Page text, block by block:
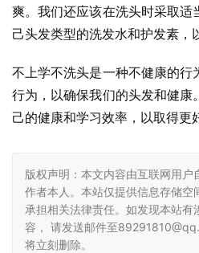
爽。我们还应该在洗头时采取适
己头发类型的洗发水和护发素，
不上学不洗头是一种不健康的行
行为，以确保我们的头发和健康
己的健康和学习效率，以取得更
版权声明：本文内容由互联网用户
作者本人。本站仅提供信息存储空
承担相关法律责任。如发现本站
容， 请发送邮件至
将立刻删除。